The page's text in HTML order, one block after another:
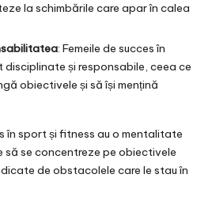
la schimbările care apar în calea
: Femeile de succes în
disciplinate și responsabile, ceea ce
obiectivele și să își mențină
în sport și fitness au o mentalitate
se concentreze pe obiectivele
de obstacolele care le stau în